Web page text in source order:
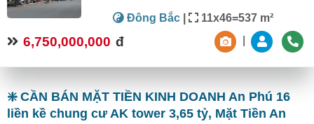
Đông Bắc | 11x46=537 m²
6,750,000,000 đ
❇️ CẦN BÁN MẶT TIỀN KINH DOANH An Phú 16
liền kề chung cư AK tower 3,65 tỷ, Mặt Tiền An